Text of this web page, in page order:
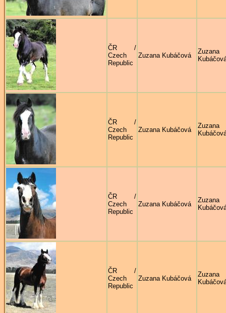
ČR /
Czech
Republic
Zuzana Kubáčová
Zuzana
ČR /
Czech
Republic
Zuzana Kubáčová
Zuzana
ČR /
Czech
Republic
Zuzana Kubáčová
Zuzana
ČR /
Czech
Republic
Zuzana Kubáčová
Zuzana